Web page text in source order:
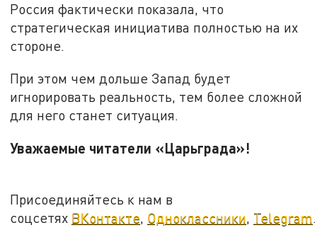
Россия фактически показала, что
стратегическая инициатива полностью на их
стороне.
При этом чем дольше Запад будет
игнорировать реальность, тем более сложной
для него станет ситуация.
Уважаемые читатели «Царьграда»!
Присоединяйтесь к нам в
соцсетях ВКонтакте, Одноклассники, Telegram.